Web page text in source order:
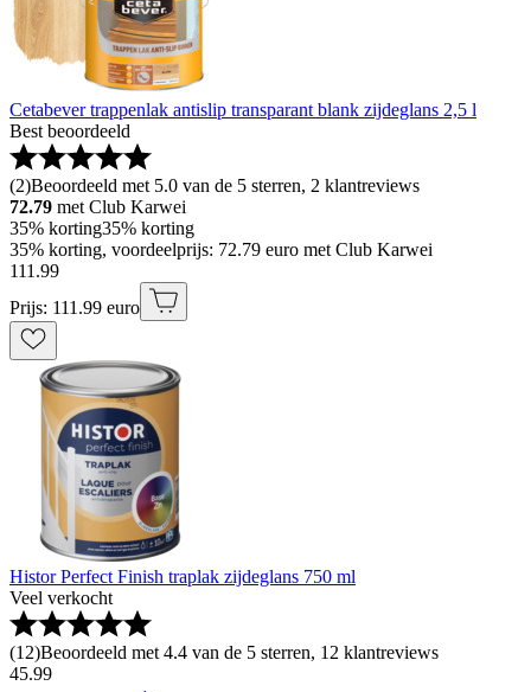
Cetabever trappenlak antislip transparant blank zijdeglans 2,5 l
Best beoordeeld
(2)Beoordeeld met 5.0 van de 5 sterren, 2 klantreviews
72.79 met Club Karwei
35% korting35% korting
35% korting, voordeelprijs: 72.79 euro met Club Karwei
111 .99
Prijs: 111.99 euro
Histor Perfect Finish traplak zijdeglans 750 ml
Veel verkocht
(12)Beoordeeld met 4.4 van de 5 sterren, 12 klantreviews
45.99